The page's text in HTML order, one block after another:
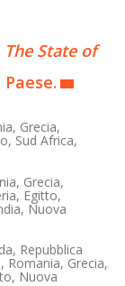
The State of
Grecia,
Sud Africa,
Grecia,
Egitto,
Nuova
Repubblica
Romania, Grecia,
Nuova